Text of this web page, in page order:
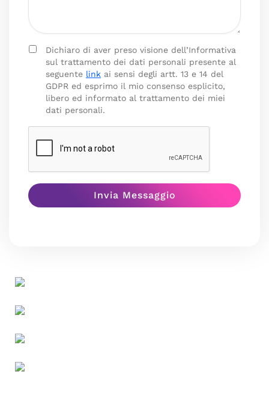
Dichiaro di aver preso visione dell’Informativa
sul trattamento dei dati personali presente al
seguente link ai sensi degli artt. 13 e 14 del
GDPR ed esprimo il mio consenso esplicito,
libero ed informato al trattamento dei miei
dati personali.